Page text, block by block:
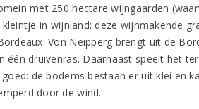
met 250 hectare wijngaarden
kleintje in wijnland: deze wijnmakende
Von Neipperg brengt uit de
één druivenras. Daarnaast speelt het
de bodems bestaan er uit klei en
door de wind.